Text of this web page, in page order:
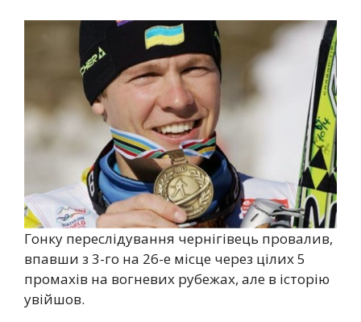
Гонку переслідування чернігівець провалив,
впавши з 3-го на 26-е місце через цілих 5
промахів на вогневих рубежах, але в історію
увійшов.